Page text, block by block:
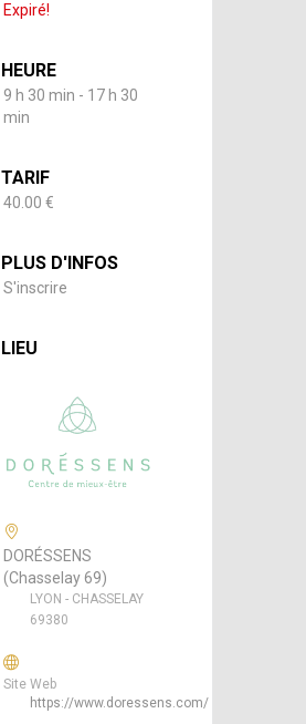
Expiré!
HEURE
9 h 30 min - 17 h 30
min
TARIF
40.00 €
PLUS D'INFOS
S'inscrire
LIEU
DORÉSSENS
(Chasselay 69)
LYON - CHASSELAY
69380
Site Web
https://www.doressens.com/